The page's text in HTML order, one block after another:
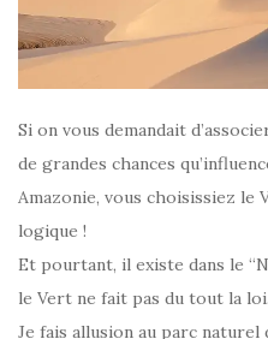
Si on vous demandait
de grandes chances
Amazonie, vous choisissiez le
logique !
Et pourtant, il existe dans le
le Vert ne fait pas du tout la loi.
Je fais allusion au parc naturel